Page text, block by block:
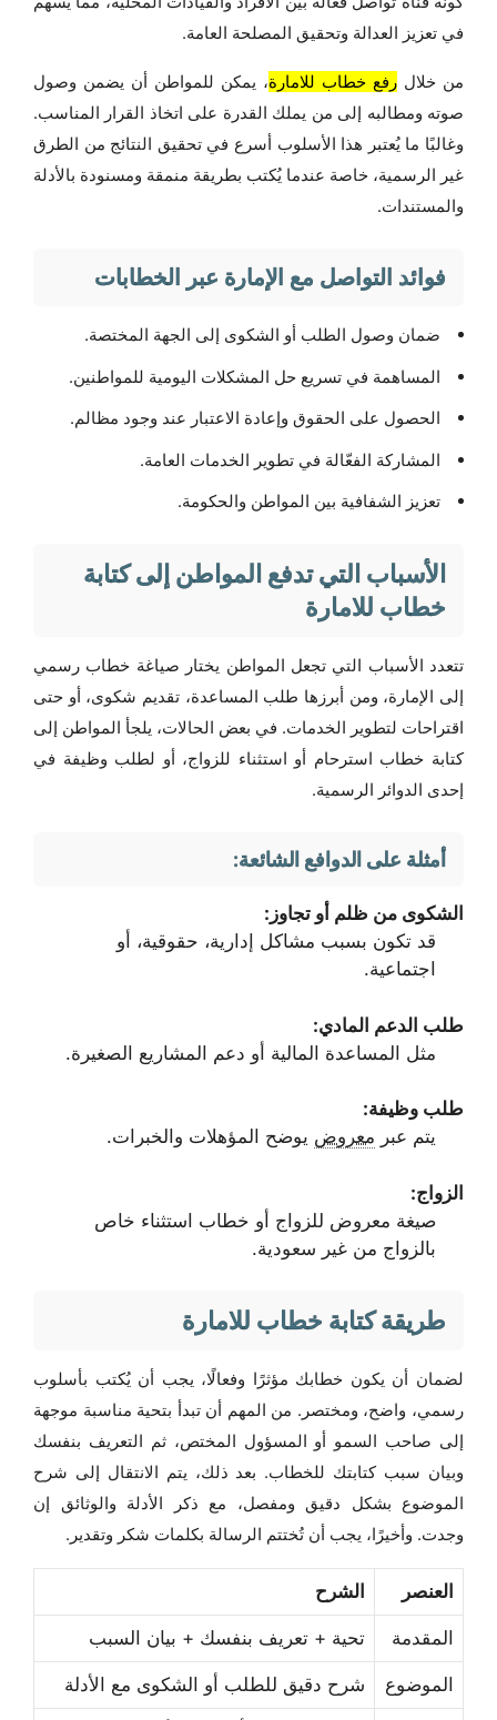
في تعزيز العدالة وتحقيق المصلحة العامة.
من خلال رفع خطاب للامارة، يمكن للمواطن أن يضمن وصول
صوته ومطالبه إلى من يملك القدرة على اتخاذ القرار المناسب.
وغالبًا ما يُعتبر هذا الأسلوب أسرع في تحقيق النتائج من الطرق
غير الرسمية، خاصة عندما يُكتب بطريقة منمقة ومسنودة بالأدلة
والمستندات.
فوائد التواصل مع الإمارة عبر الخطابات
ضمان وصول الطلب أو الشكوى إلى الجهة المختصة.
المساهمة في تسريع حل المشكلات اليومية للمواطنين.
الحصول على الحقوق وإعادة الاعتبار عند وجود مظالم.
المشاركة الفعّالة في تطوير الخدمات العامة.
تعزيز الشفافية بين المواطن والحكومة.
الأسباب التي تدفع المواطن إلى كتابة
خطاب للامارة
تتعدد الأسباب التي تجعل المواطن يختار صياغة خطاب رسمي
إلى الإمارة، ومن أبرزها طلب المساعدة، تقديم شكوى، أو حتى
اقتراحات لتطوير الخدمات. في بعض الحالات، يلجأ المواطن إلى
كتابة خطاب استرحام أو استثناء للزواج، أو لطلب وظيفة في
إحدى الدوائر الرسمية.
أمثلة على الدوافع الشائعة:
الشكوى من ظلم أو تجاوز:
قد تكون بسبب مشاكل إدارية، حقوقية، أو
اجتماعية.
طلب الدعم المادي:
مثل المساعدة المالية أو دعم المشاريع الصغيرة.
طلب وظيفة:
يتم عبر معروض يوضح المؤهلات والخبرات.
الزواج:
صيغة معروض للزواج أو خطاب استثناء خاص
بالزواج من غير سعودية.
طريقة كتابة خطاب للامارة
لضمان أن يكون خطابك مؤثرًا وفعالًا، يجب أن يُكتب بأسلوب
رسمي، واضح، ومختصر. من المهم أن تبدأ بتحية مناسبة موجهة
إلى صاحب السمو أو المسؤول المختص، ثم التعريف بنفسك
وبيان سبب كتابتك للخطاب. بعد ذلك، يتم الانتقال إلى شرح
الموضوع بشكل دقيق ومفصل، مع ذكر الأدلة والوثائق إن
وجدت. وأخيرًا، يجب أن تُختتم الرسالة بكلمات شكر وتقدير.
العنصر الشرح
المقدمة تحية + تعريف بنفسك + بيان السبب
الموضوع شرح دقيق للطلب أو الشكوى مع الأدلة